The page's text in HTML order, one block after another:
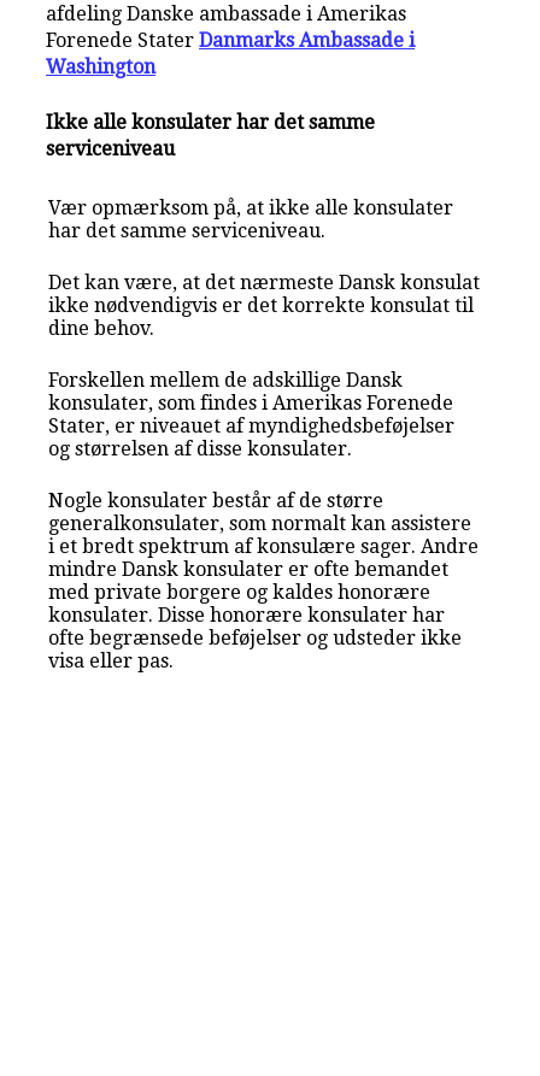
afdeling Danske ambassade i Amerikas
Forenede Stater Danmarks Ambassade i
Washington
Ikke alle konsulater har det samme
serviceniveau
Vær opmærksom på, at ikke alle konsulater
har det samme serviceniveau.
Det kan være, at det nærmeste Dansk konsulat
ikke nødvendigvis er det korrekte konsulat til
dine behov.
Forskellen mellem de adskillige Dansk
konsulater, som findes i Amerikas Forenede
Stater, er niveauet af myndighedsbeføjelser
og størrelsen af disse konsulater.
Nogle konsulater består af de større
generalkonsulater, som normalt kan assistere
i et bredt spektrum af konsulære sager. Andre
mindre Dansk konsulater er ofte bemandet
med private borgere og kaldes honorære
konsulater. Disse honorære konsulater har
ofte begrænsede beføjelser og udsteder ikke
visa eller pas.